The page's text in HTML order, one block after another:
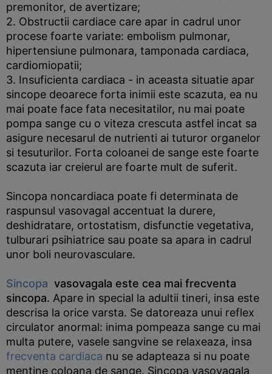
premonitor, de avertizare;
2. Obstructii cardiace care apar in cadrul unor
procese foarte variate: embolism pulmonar,
hipertensiune pulmonara, tamponada cardiaca,
cardiomiopatii;
3. Insuficienta cardiaca - in aceasta situatie apar
sincope deoarece forta inimii este scazuta, ea nu
mai poate face fata necesitatilor, nu mai poate
pompa sange cu o viteza crescuta astfel incat sa
asigure necesarul de nutrienti ai tuturor organelor
si tesuturilor. Forta coloanei de sange este foarte
scazuta iar creierul are foarte mult de suferit.
Sincopa noncardiaca poate fi determinata de
raspunsul vasovagal accentuat la durere,
deshidratare, ortostatism, disfunctie vegetativa,
tulburari psihiatrice sau poate sa apara in cadrul
unor boli neurovasculare.
Sincopa vasovagala este cea mai frecventa
sincopa. Apare in special la adultii tineri, insa este
descrisa la orice varsta. Se datoreaza unui reflex
circulator anormal: inima pompeaza sange cu mai
multa putere, vasele sangvine se relaxeaza, insa
frecventa cardiaca nu se adapteaza si nu poate
mentine coloana de sange. Sincopa vasovagala